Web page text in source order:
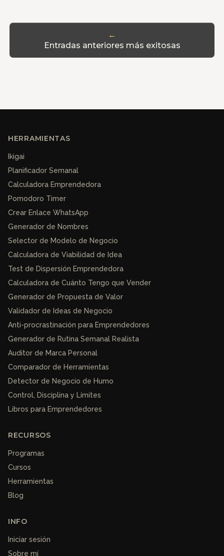
←
Entradas anteriores más exitosas
HERRAMIENTAS
Ikigai
Planificador Semanal
Calculadora Emprendedora
Pomodoro Timer
Crear Enlace WhatsApp
Generador de Nombres
Selector de Modelo de Negocio
Calculadora de Viabilidad de Idea
Test de Dispersión Emprendedora
Calculadora de Cuánto Tengo que Vender
Generador de Propuesta de Valor
Validador de Ideas de Negocio
Anti-procrastinación para Emprendedores
Generador de Rutina Semanal Realista
Auditor de Marca Personal
Comparador de Herramientas
Detector de Negocio de Humo
Control, Disciplina y Límites
Libros para Emprendedores
RECURSOS
Programas
Cursos
Herramientas
Blog
INFO
Iniciar sesión
Sobre mí